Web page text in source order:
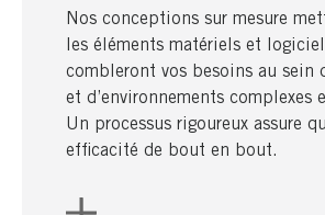
Nos conceptions sur mesure
les éléments matériels et
combleront vos besoins au sein
et d’environnements complexes
Un processus rigoureux assure
efficacité de bout en bout.